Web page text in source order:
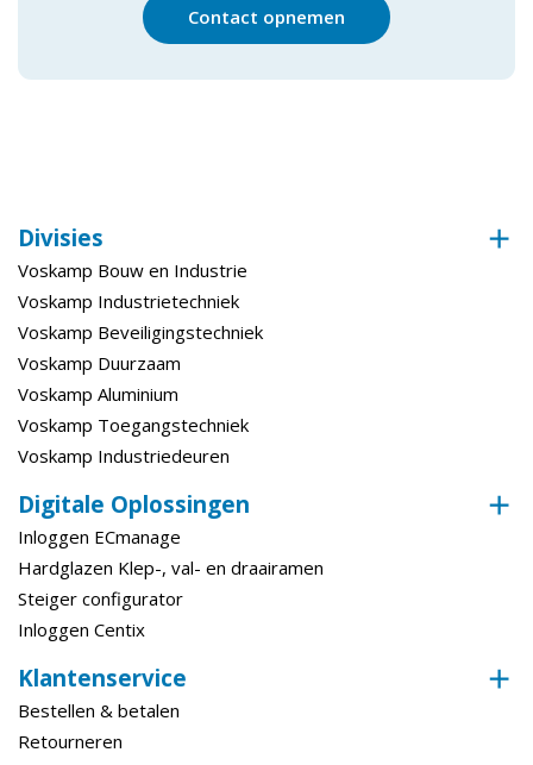
Contact opnemen
Divisies
Voskamp Bouw en Industrie
Voskamp Industrietechniek
Voskamp Beveiligingstechniek
Voskamp Duurzaam
Voskamp Aluminium
Voskamp Toegangstechniek
Voskamp Industriedeuren
Digitale Oplossingen
Inloggen ECmanage
Hardglazen Klep-, val- en draairamen
Steiger configurator
Inloggen Centix
Klantenservice
Bestellen & betalen
Retourneren